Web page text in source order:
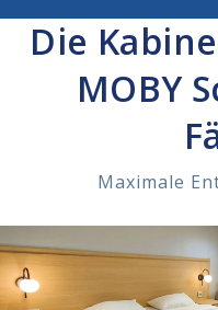
ITA FRA
STRECKEN
SERVICE AN BORD
Die
MOBY
Maximale